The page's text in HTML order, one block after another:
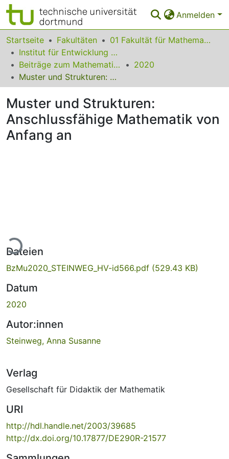
Anmelden
Bereiche & Sammlungen
Das gesamte Repositorium
Statistiken
FAQ
Leitlinien
Zurück zur Startseite
Startseite Fakultäten
01 Fakultät für Mathematik
Institut für Entwicklung und Erforschung des Mathematikunterrichts
Beiträge zum Mathematikunterricht
2020
Muster und Strukturen: Anschlussfähige Mathematik von Anfang an
Muster und Strukturen:
Anschlussfähige Mathematik von
Anfang an
Dateien
BzMu2020_STEINWEG_HV-id566.pdf (529.43 KB)
Datum
2020
Autor:innen
Steinweg, Anna Susanne
Verlag
Gesellschaft für Didaktik der Mathematik
URI
http://hdl.handle.net/2003/39685
http://dx.doi.org/10.17877/DE290R-21577